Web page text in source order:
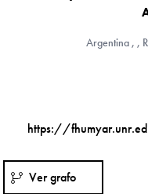
Argentina, ,
https://
Ver grafo